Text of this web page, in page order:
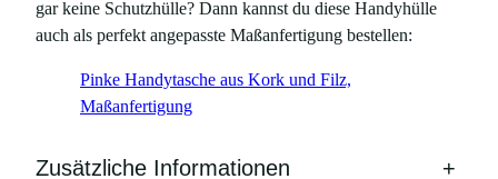
gar keine Schutzhülle? Dann kannst du diese Handyhülle
auch als perfekt angepasste Maßanfertigung bestellen:
Pinke Handytasche aus Kork und Filz,
Maßanfertigung
Zusätzliche Informationen +